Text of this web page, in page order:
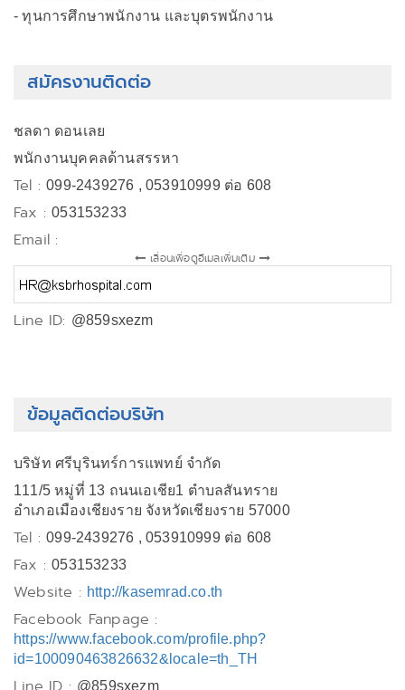
- ทุนการศึกษาพนักงาน และบุตรพนักงาน
สมัครงานติดต่อ
ชลดา ดอนเลย
พนักงานบุคคลด้านสรรหา
Tel :099-2439276 , 053910999 ต่อ 608
Fax :053153233
Email :
เลื่อนเพื่อดูอีเมลเพิ่มเติม
Line ID: @859sxezm
ข้อมูลติดต่อบริษัท
บริษัท ศรีบุรินทร์การแพทย์ จำกัด
111/5 หมู่ที่ 13 ถนนเอเชีย1 ตำบลสันทราย
อำเภอเมืองเชียงราย จังหวัดเชียงราย 57000
Tel :099-2439276 , 053910999 ต่อ 608
Fax :053153233
Website : http://kasemrad.co.th
Facebook Fanpage :
https://www.facebook.com/profile.php?
id=100090463826632&locale=th_TH
@859sxezm